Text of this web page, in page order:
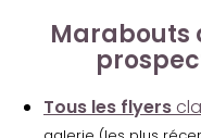
Marabouts
Tous les flyers